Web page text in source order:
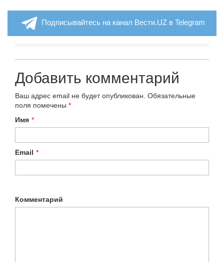
Подписывайтесь на канал Вести.UZ в Telegram
Добавить комментарий
Ваш адрес email не будет опубликован. Обязательные
поля помечены *
Имя *
Email *
Комментарий